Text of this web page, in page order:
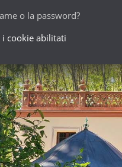
o la password?
i cookie abilitati